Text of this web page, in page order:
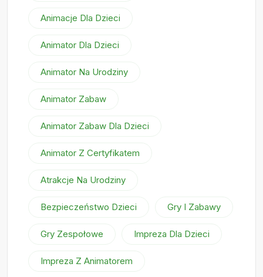
Animacje Dla Dzieci
Animator Dla Dzieci
Animator Na Urodziny
Animator Zabaw
Animator Zabaw Dla Dzieci
Animator Z Certyfikatem
Atrakcje Na Urodziny
Bezpieczeństwo Dzieci Gry I Zabawy
Gry Zespołowe Impreza Dla Dzieci
Impreza Z Animatorem